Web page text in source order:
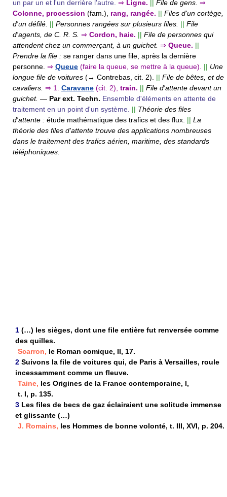
un par un et l'un derrière l'autre. ⇒ Ligne. File de gens. ⇒
Colonne, procession (fam.), rang, rangée. || Files d'un cortège,
d'un défilé. || Personnes rangées sur plusieurs files. || File
d'agents, de C. R. S. ⇒ Cordon, haie. || File de personnes qui
attendent chez un commerçant, à un guichet. ⇒ Queue. ||
Prendre la file : se ranger dans une file, après la dernière
personne. ⇒ Queue (faire la queue, se mettre à la queue). || Une
longue file de voitures (→ Contrebas, cit. 2). || File de bêtes, et de
cavaliers. ⇒ 1. Caravane (cit. 2), train. || File d'attente devant un
guichet. — Par ext. Techn. Ensemble d'éléments en attente de
traitement en un point d'un système. || Théorie des files
d'attente : étude mathématique des trafics et des flux. || La
théorie des files d'attente trouve des applications nombreuses
dans le traitement des trafics aérien, maritime, des standards
téléphoniques.
1 (…) les sièges, dont une file entière fut renversée comme
des quilles.
Scarron, le Roman comique, II, 17.
2 Suivons la file de voitures qui, de Paris à Versailles, roule
incessamment comme un fleuve.
Taine, les Origines de la France contemporaine, I,
t. I, p. 135.
3 Les files de becs de gaz éclairaient une solitude immense
et glissante (…)
J. Romains, les Hommes de bonne volonté, t. III, XVI, p. 204.